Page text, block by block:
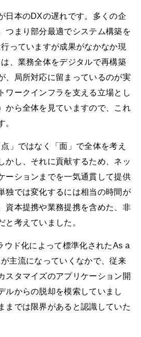
日本のDXの遅れです。多くの企
つまり部分最適でシステム構築を
っていますが成果がなかなか現
、業務全体をデジタルで再構築
、局所対応に留まっているのが実
ワークインフラを支える立場とし
から全体を見ていますので、これ
。
」ではなく「面」で全体を考え
かし、それに貢献するため、ネッ
ーションまでを一気通貫して提供
独では変化するには相当の時間が
資本提携や業務提携を含めた、非
と考えていました。
ウド化によって標準化されたAs a
主流になっていくなかで、従来
スタマイズのアプリケーション開
ルからの脱却を模索していまし
までは限界があると認識していた